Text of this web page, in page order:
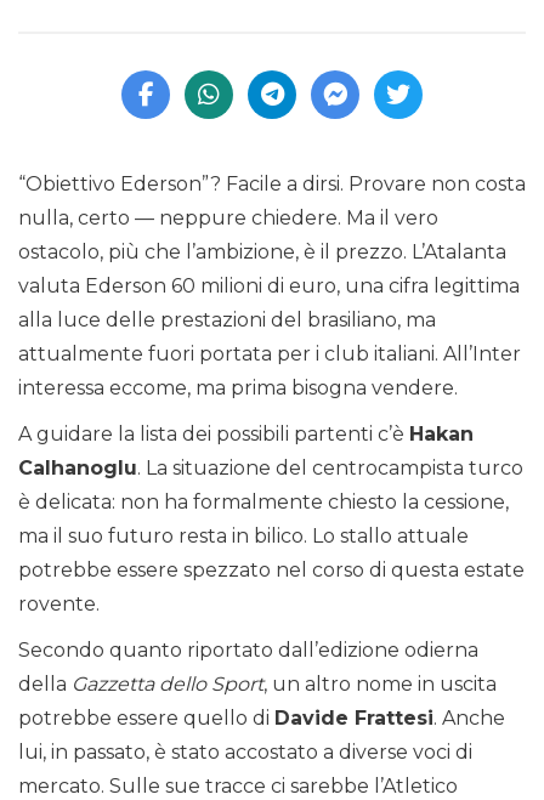
“Obiettivo Ederson”? Facile a dirsi. Provare non costa
nulla, certo — neppure chiedere. Ma il vero
ostacolo, più che l’ambizione, è il prezzo. L’Atalanta
valuta Ederson 60 milioni di euro, una cifra legittima
alla luce delle prestazioni del brasiliano, ma
attualmente fuori portata per i club italiani. All’Inter
interessa eccome, ma prima bisogna vendere.
A guidare la lista dei possibili partenti c’è Hakan
Calhanoglu. La situazione del centrocampista turco
è delicata: non ha formalmente chiesto la cessione,
ma il suo futuro resta in bilico. Lo stallo attuale
potrebbe essere spezzato nel corso di questa estate
rovente.
Secondo quanto riportato dall’edizione odierna
della Gazzetta dello Sport, un altro nome in uscita
potrebbe essere quello di Davide Frattesi. Anche
lui, in passato, è stato accostato a diverse voci di
mercato. Sulle sue tracce ci sarebbe l’Atletico